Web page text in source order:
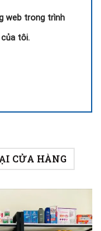
web trong trình
tôi.
CỬA HÀNG